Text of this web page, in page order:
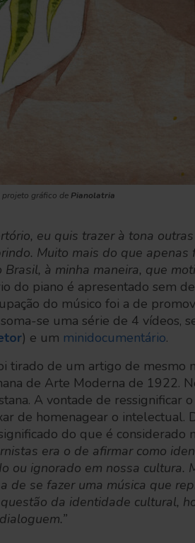
projeto gráfico de Pianolatria
eu quis trazer à tona
Muito mais do que apenas
à minha maneira, que
do piano é apresentado sem
do músico foi a de
se uma série de 4 vídeos,
) e um minidocumentário.
tirado de um artigo de mesmo
de Arte Moderna de 1922.
A vontade de ressignificar
de homenagear o
do que é considerado
era o de afirmar como
ou ignorado em nossa
de se fazer uma música que
da identidade cultural,